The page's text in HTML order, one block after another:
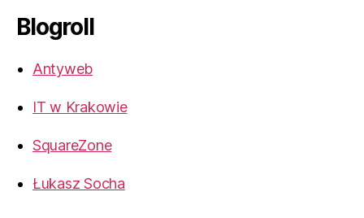
Blogroll
Antyweb
IT w Krakowie
SquareZone
Łukasz Socha